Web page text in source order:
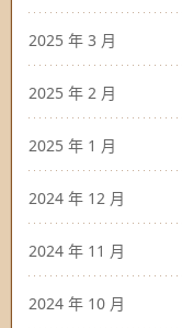
2025 年 3 月
2025 年 2 月
2025 年 1 月
2024 年 12 月
2024 年 11 月
2024 年 10 月